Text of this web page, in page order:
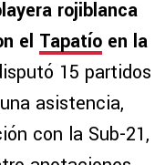
rojiblanca
el Tapatío en la
15 partidos
asistencia,
con la Sub-21,